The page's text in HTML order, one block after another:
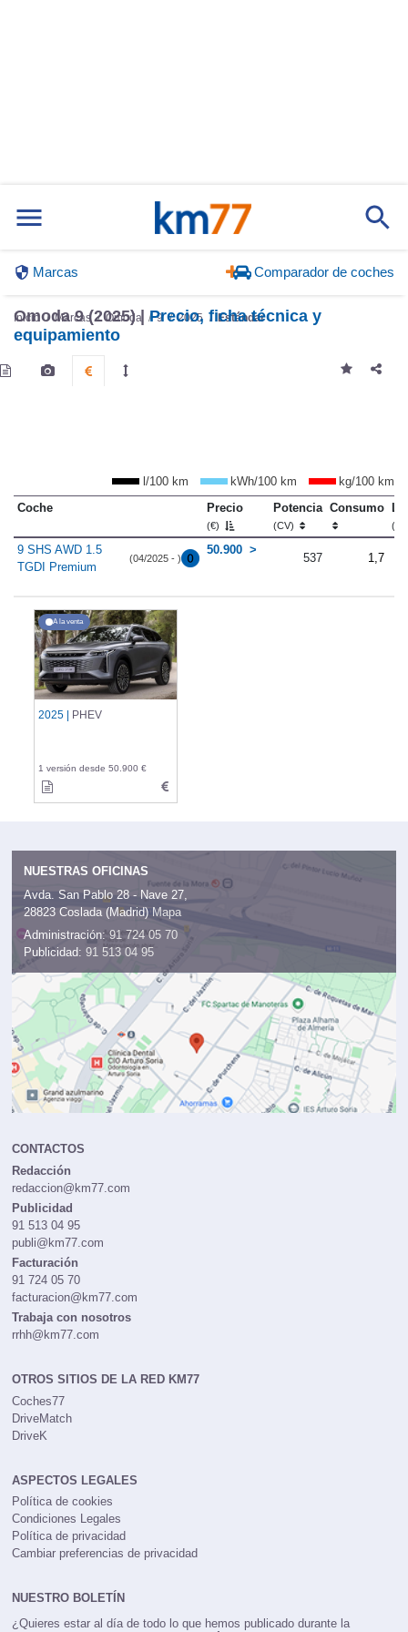
Marcas Comparador de coches
Inicio Marcas Omoda 9 2025 Estándar
Omoda 9 (2025) |Precio, ficha técnica y
equipamiento
l/100 km kWh/100 km
kg/100 km
Coche
Precio
(€)
Potencia
(CV)
Consumo
9 SHS AWD 1.5
TGDI Premium
(04/2025 - )
50.900
537 1,7
A la venta
2025 | PHEV
1 versión desde 50.900 €
NUESTRAS OFICINAS
Avda. San Pablo 28 - Nave 27,
28823 Coslada (Madrid) Mapa
Administración: 91 724 05 70
Publicidad: 91 513 04 95
CONTACTOS
Redacción
redaccion@km77.com
Publicidad
91 513 04 95
publi@km77.com
Facturación
91 724 05 70
facturacion@km77.com
Trabaja con nosotros
rrhh@km77.com
OTROS SITIOS DE LA RED KM77
Coches77
DriveMatch
DriveK
ASPECTOS LEGALES
Política de cookies
Condiciones Legales
Política de privacidad
Cambiar preferencias de privacidad
NUESTRO BOLETÍN
¿Quieres estar al día de todo lo que hemos publicado durante la